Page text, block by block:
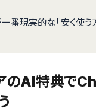
番現実的な「安く使う
のAI特典で